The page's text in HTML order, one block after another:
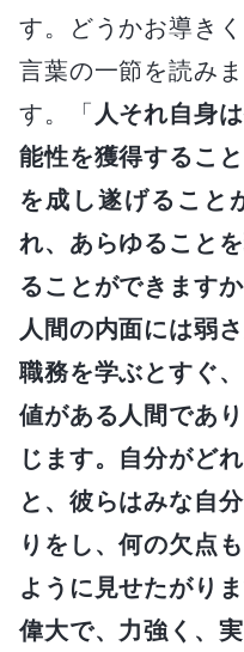
す。どうかお導き
言葉の一節を読み
す。「 人それ自身
能性を獲得するこ
を成し遂げること
れ、あらゆること
ることができます
人間の内面には弱
職務を学ぶとすぐ
値がある人間であ
じます。自分がど
と、彼らはみな自
りをし、何の欠点
ように見せたがり
偉大で、力強く、